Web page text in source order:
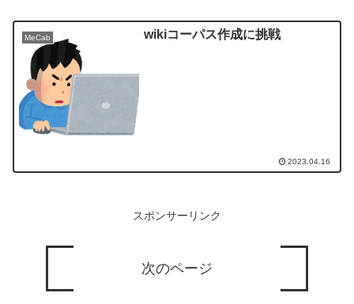
MeCab wikiコーパス作成に挑戦
2023.04.16
スポンサーリンク
次のページ